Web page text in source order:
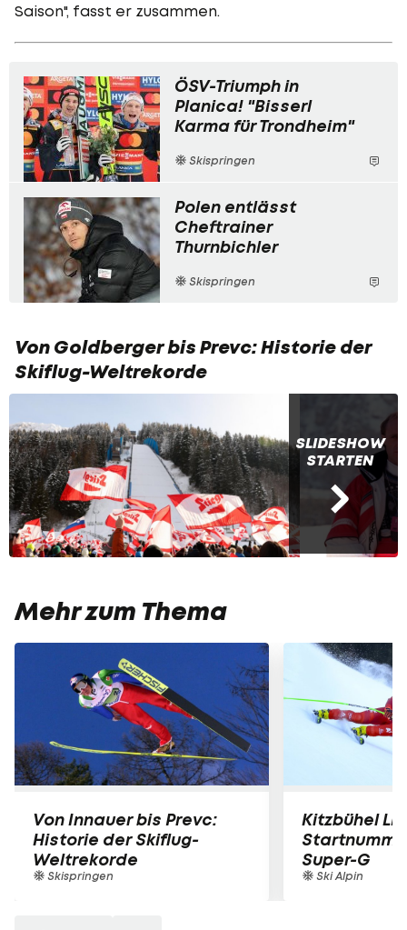
Saison", fasst er zusammen.
ÖSV-Triumph in
Planica! "Bisserl
Karma für Trondheim"
Skispringen
Polen entlässt
Cheftrainer
Thurnbichler
Skispringen
Von Goldberger bis Prevc: Historie der
Skiflug-Weltrekorde
SLIDESHOW
STARTEN
Mehr zum Thema
Von Innauer bis Prevc:
Historie der Skiflug-
Weltrekorde
Skispringen
Kitzbühel
Super-G
Ski Alpin